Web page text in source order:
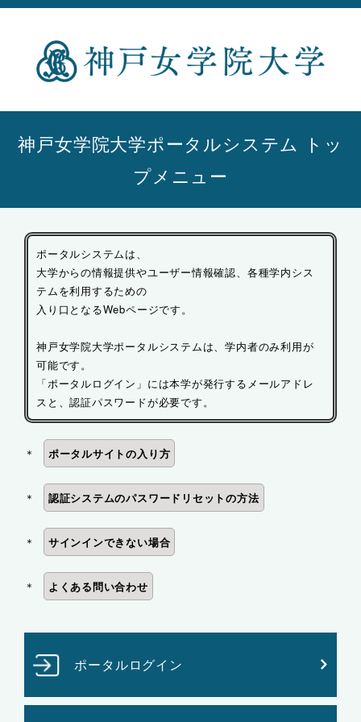
神戸女学院大学ポータルシステム トッ
プメニュー
ポータルシステムは、
大学からの情報提供やユーザー情報確認、各種学内シス
テムを利用するための
入り口となるWebページです。
神戸女学院大学ポータルシステムは、学内者のみ利用が
可能です。
「ポータルログイン」には本学が発行するメールアドレ
スと、認証パスワードが必要です。
＊ ポータルサイトの入り方
＊ 認証システムのパスワードリセットの方法
＊ サインインできない場合
＊ よくある問い合わせ
ポータルログイン